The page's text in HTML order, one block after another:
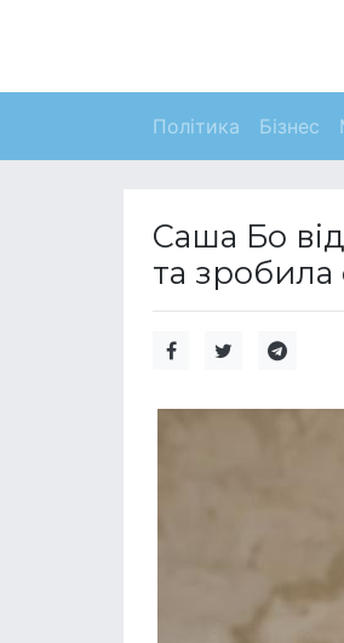
Політика Бізнес
Саша Бо
та зробила